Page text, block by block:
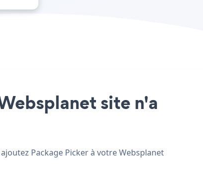
site n'a
Package Picker à votre Websplanet